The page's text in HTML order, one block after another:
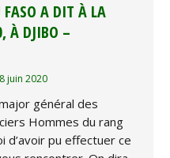
FASO A DIT À LA
À DJIBO –
juin 2020
général des
Hommes du rang
d’avoir pu effectuer ce